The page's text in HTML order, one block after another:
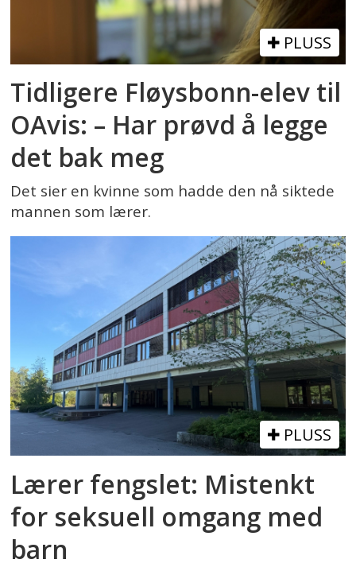
PLUSS
Tidligere Fløysbonn-elev til
OAvis: – Har prøvd å legge
det bak meg
Det sier en kvinne som hadde den nå siktede
mannen som lærer.
PLUSS
Lærer fengslet: Mistenkt
for seksuell omgang med
barn